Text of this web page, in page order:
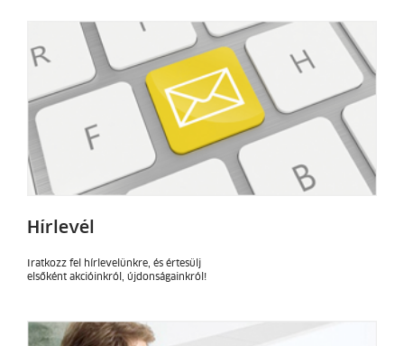
Hírlevél
Iratkozz fel hírlevelünkre, és értesülj
elsőként akcióinkról, újdonságainkról!